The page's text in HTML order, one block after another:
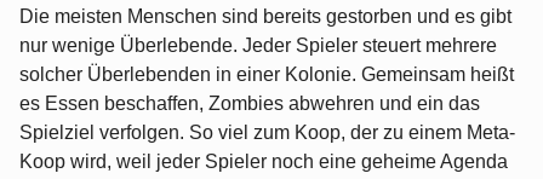
Die meisten Menschen sind bereits gestorben und es gibt
nur wenige Überlebende. Jeder Spieler steuert mehrere
solcher Überlebenden in einer Kolonie. Gemeinsam heißt
es Essen beschaffen, Zombies abwehren und ein das
Spielziel verfolgen. So viel zum Koop, der zu einem Meta-
Koop wird, weil jeder Spieler noch eine geheime Agenda